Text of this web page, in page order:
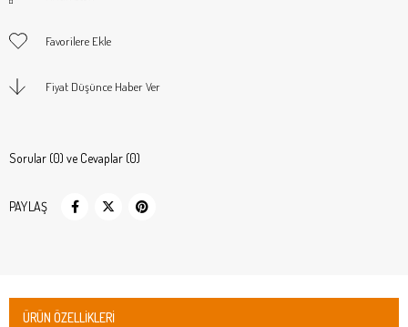
Favorilere Ekle
Fiyat Düşünce Haber Ver
Sorular (0) ve Cevaplar (0)
PAYLAŞ
ÜRÜN ÖZELLIKLERI